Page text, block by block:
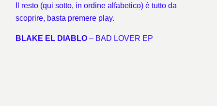
Il resto (qui sotto, in ordine alfabetico) è tutto da
scoprire, basta premere play.
BLAKE EL DIABLO – BAD LOVER EP